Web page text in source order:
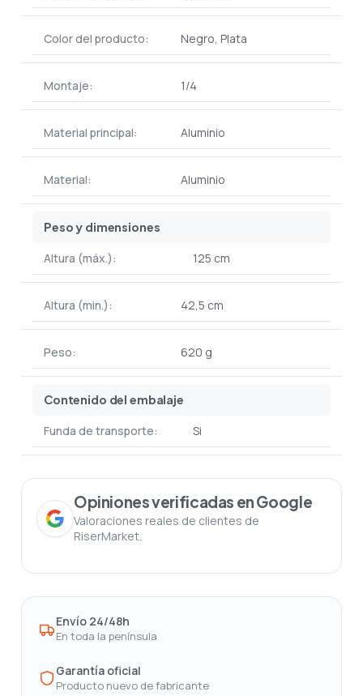
Color del producto: Negro, Plata
Montaje: 1/4
Material principal: Aluminio
Material: Aluminio
Peso y dimensiones
Altura (máx.): 125 cm
Altura (min.): 42,5 cm
Peso: 620 g
Contenido del embalaje
Funda de transporte: Si
Opiniones verificadas en Google
Valoraciones reales de clientes de
RiserMarket.
Envío 24/48h
En toda la península
Garantía oficial
Producto nuevo de fabricante